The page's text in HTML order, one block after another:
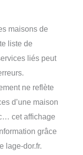
maisons de
liste de
liés peut
ne reflète
d’une maison
cet affichage
grâce
lage-dor.fr.